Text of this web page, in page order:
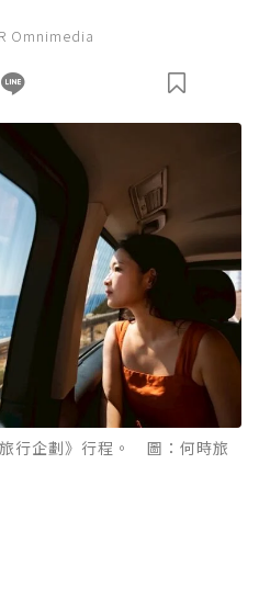
0點；前往 購買點數
Omnimedia
行企劃》行程。 圖：何時旅